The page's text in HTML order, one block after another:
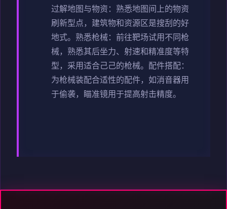
过解地图与物资 ：熟悉地图间上的物资
刷新型点，建筑物和资源区是搜刮的好
地式。 熟悉枪械：前往靶场试用不同枪
械，熟悉其后坐力、射速和精准度等特
型，采用适合己己的枪械。 配件搭配：
为枪械装配合适性的配件，如消音器用
于偷袭，瞄准镜用于提高射击精度。